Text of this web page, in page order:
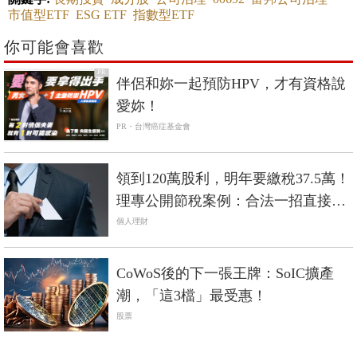
市值型ETF ESG ETF 指數型ETF
你可能會喜歡
PR
伴侶和妳一起預防HPV，才有資格說
愛妳！
PR・台灣癌症基金會
領到120萬股利，明年要繳稅37.5萬！
理專公開節稅案例：合法一招直接
「免稅」
個人理財
CoWoS後的下一張王牌：SoIC擴產
潮，「這3檔」最受惠！
股票